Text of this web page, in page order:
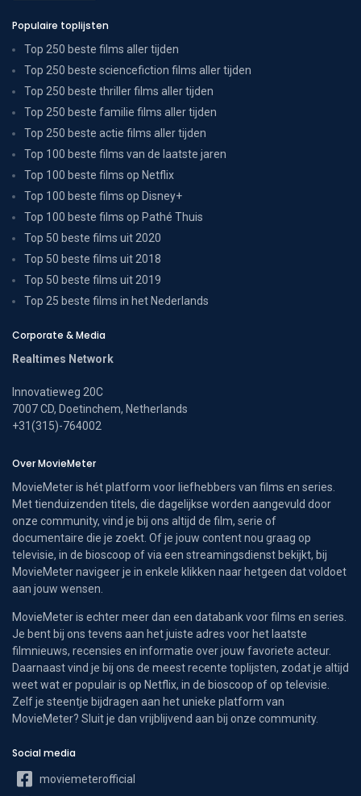
Populaire toplijsten
Top 250 beste films aller tijden
Top 250 beste sciencefiction films aller tijden
Top 250 beste thriller films aller tijden
Top 250 beste familie films aller tijden
Top 250 beste actie films aller tijden
Top 100 beste films van de laatste jaren
Top 100 beste films op Netflix
Top 100 beste films op Disney+
Top 100 beste films op Pathé Thuis
Top 50 beste films uit 2020
Top 50 beste films uit 2018
Top 50 beste films uit 2019
Top 25 beste films in het Nederlands
Corporate & Media
Realtimes Network
Innovatieweg 20C
7007 CD, Doetinchem, Netherlands
+31(315)-764002
Over MovieMeter
MovieMeter is hét platform voor liefhebbers van films en series.
Met tienduizenden titels, die dagelijkse worden aangevuld door
onze community, vind je bij ons altijd de film, serie of
documentaire die je zoekt. Of je jouw content nou graag op
televisie, in de bioscoop of via een streamingsdienst bekijkt, bij
MovieMeter navigeer je in enkele klikken naar hetgeen dat voldoet
aan jouw wensen.
MovieMeter is echter meer dan een databank voor films en series.
Je bent bij ons tevens aan het juiste adres voor het laatste
filmnieuws, recensies en informatie over jouw favoriete acteur.
Daarnaast vind je bij ons de meest recente toplijsten, zodat je altijd
weet wat er populair is op Netflix, in de bioscoop of op televisie.
Zelf je steentje bijdragen aan het unieke platform van
MovieMeter? Sluit je dan vrijblijvend aan bij onze community.
Social media
moviemeterofficial